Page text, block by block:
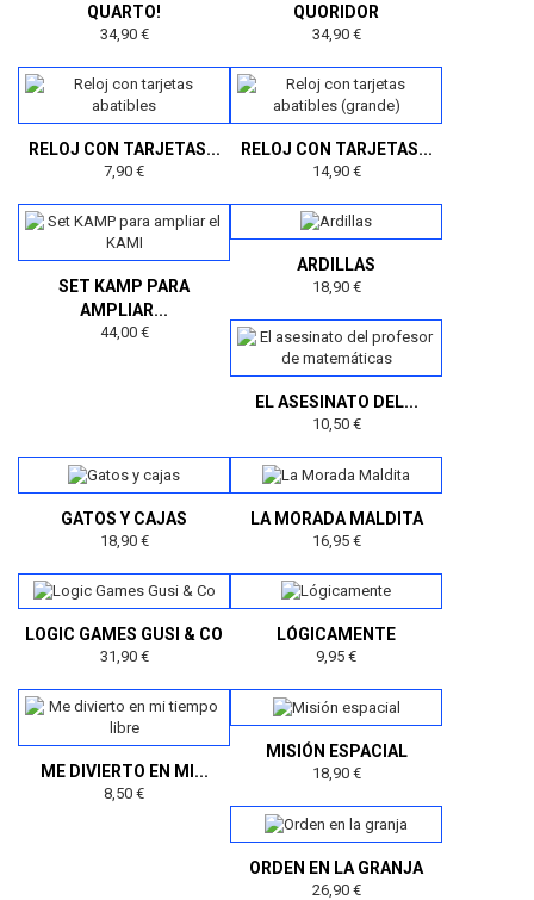
QUARTO!
34,90 €
QUORIDOR
34,90 €
RELOJ CON TARJETAS...
7,90 €
RELOJ CON TARJETAS...
14,90 €
SET KAMP PARA
AMPLIAR...
44,00 €
ARDILLAS
18,90 €
EL ASESINATO DEL...
10,50 €
GATOS Y CAJAS
18,90 €
LA MORADA MALDITA
16,95 €
LOGIC GAMES GUSI & CO
31,90 €
LÓGICAMENTE
9,95 €
ME DIVIERTO EN MI...
8,50 €
MISIÓN ESPACIAL
18,90 €
ORDEN EN LA GRANJA
26,90 €